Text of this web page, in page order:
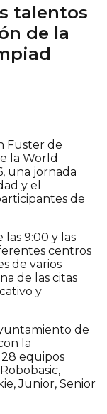
talentos
de la
Fuster de
la World
una jornada
y el
de
9:00 y las
centros
de varios
de las citas
y
de
la
equipos
Junior, Senior